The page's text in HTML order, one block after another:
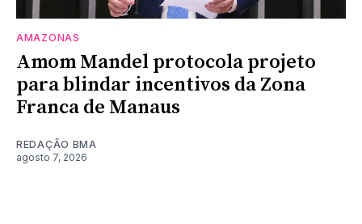
AMAZONAS
Amom Mandel protocola projeto
para blindar incentivos da Zona
Franca de Manaus
REDAÇÃO BMA
agosto 7, 2026